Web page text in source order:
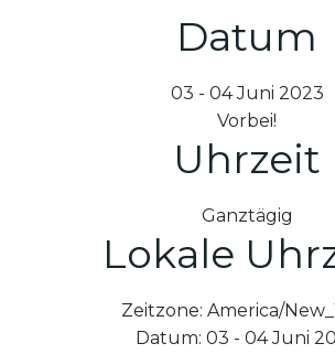
Datum
03 - 04 Juni 2023
Vorbei!
Uhrzeit
Ganztägig
Lokale
Zeitzone: America/
Datum: 03 - 04 Juni